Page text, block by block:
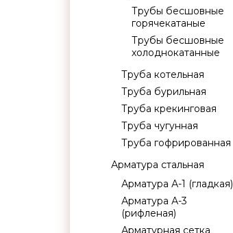
Трубы бесшовные
горячекатаные
Трубы бесшовные
холоднокатанные
Труба котельная
Труба бурильная
Труба крекинговая
Труба чугунная
Труба гофрированная
Арматура стальная
Арматура А-1 (гладкая)
Арматура А-3
(рифленая)
Арматурная сетка